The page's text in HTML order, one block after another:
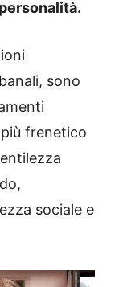
sono
frenetico
sociale e